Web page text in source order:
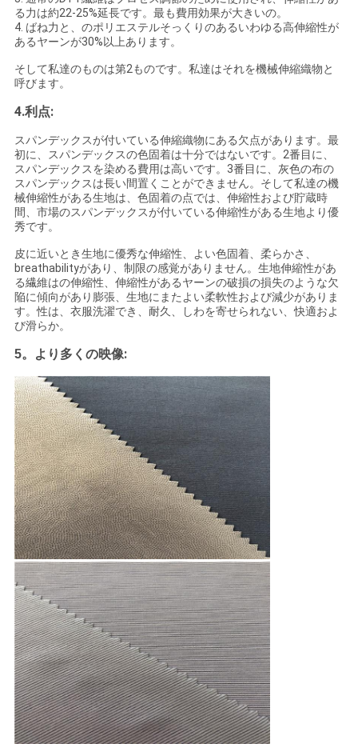
る力は約22-25%延長です。最も費用効果が大きいの。
4. ばね力と、のポリエステルそっくりのあるいわゆる高伸縮性が
あるヤーンが30%以上あります。
そして私達のものは第2ものです。私達はそれを機械伸縮織物と
呼びます。
4.利点:
スパンデックスが付いている伸縮織物にある欠点があります。最
初に、スパンデックスの色固着は十分ではないです。2番目に、
スパンデックスを染める費用は高いです。3番目に、灰色の布の
スパンデックスは長い間置くことができません。そして私達の機
械伸縮性がある生地は、色固着の点では、伸縮性および貯蔵時
間、市場のスパンデックスが付いている伸縮性がある生地より優
秀です。
皮に近いとき生地に優秀な伸縮性、よい色固着、柔らかさ、
breathabilityがあり、制限の感覚がありません。生地伸縮性があ
る繊維はの伸縮性、伸縮性があるヤーンの破損の損失のような欠
陥に傾向があり膨張、生地にまたよい柔軟性および減少がありま
す。性は、衣服洗濯でき、耐久、しわを寄せられない、快適およ
び滑らか。
5。 より多くの映像: